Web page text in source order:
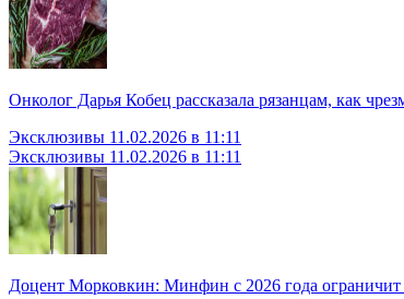
Онколог Дарья Кобец рассказала рязанцам, как
Эксклюзивы 11.02.2026 в 11:11
Эксклюзивы 11.02.2026 в 11:11
Доцент Морковкин: Минфин с 2026 года ограничит